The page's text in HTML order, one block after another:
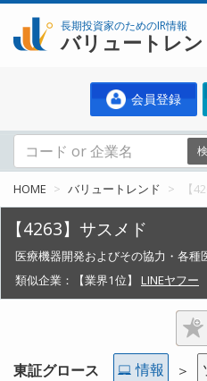
長期投資家のためのIR情報
バリュートレン
会員登録
HOME バリュートレンド 【
【4263】サスメド
医療機器開発およびその協力・各種
類似企業：
【業界1位】 LINEヤフー
東証グロース 情報 ＞